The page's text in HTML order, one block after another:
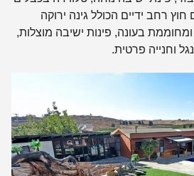
רחב ידיים הכולל גינה ירוקה
בעונה, פינות ישיבה מוצלות,
וחנייה פרטית.